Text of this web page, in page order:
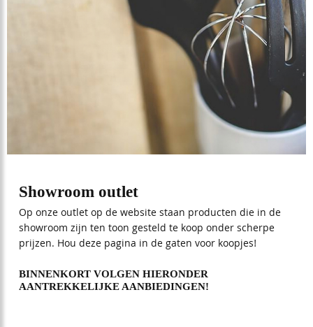
74
reviews
Showroom outlet
Op onze outlet op de website staan producten die in de
showroom zijn ten toon gesteld te koop onder scherpe
prijzen. Hou deze pagina in de gaten voor koopjes!
BINNENKORT VOLGEN HIERONDER
AANTREKKELIJKE AANBIEDINGEN!